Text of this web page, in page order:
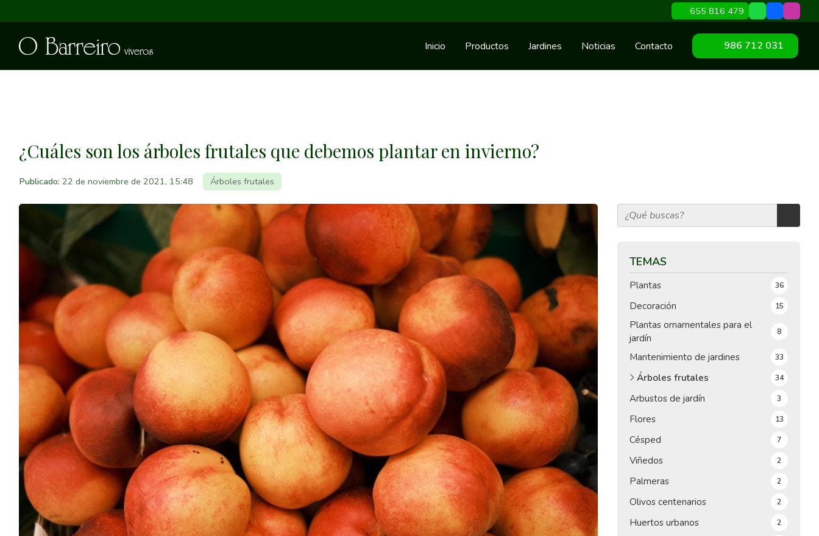
655 816 479
Inicio Productos Jardines Noticias Contacto 986 712 031
¿Cuáles son los árboles frutales que debemos plantar en invierno?
Publicado: 22 de noviembre de 2021, 15:48 Árboles frutales
TEMAS
Plantas 36
Decoración 15
Plantas ornamentales para el
jardín
8
Mantenimiento de jardines 33
Árboles frutales 34
Arbustos de jardín 3
Flores 13
Césped 7
Viñedos 2
Palmeras 2
Olivos centenarios 2
Huertos urbanos 2